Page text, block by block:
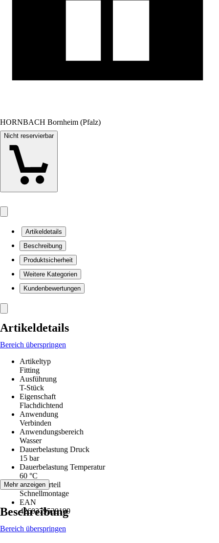
HORNBACH Bornheim (Pfalz)
Nicht reservierbar
Artikeldetails
Beschreibung
Produktsicherheit
Weitere Kategorien
Kundenbewertungen
Artikeldetails
Bereich überspringen
Artikeltyp
Fitting
Ausführung
T-Stück
Eigenschaft
Flachdichtend
Anwendung
Verbinden
Anwendungsbereich
Wasser
Dauerbelastung Druck
15 bar
Dauerbelastung Temperatur
60 °C
Artikelvorteil
Schnellmontage
EAN
4260279539199
Mehr anzeigen
Beschreibung
Bereich überspringen